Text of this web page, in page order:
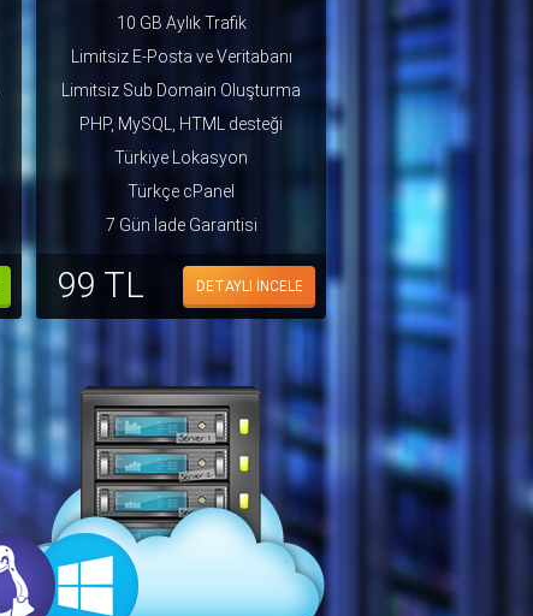
10 GB Aylık Trafik
Limitsiz E-Posta ve Veritabanı
Limitsiz Sub Domain Oluşturma
PHP, MySQL, HTML desteği
Türkiye Lokasyon
Türkçe cPanel
7 Gün İade Garantisi
99 TL DETAYLI İNCELE